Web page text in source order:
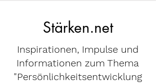
Stärken.net
Inspirationen, Impulse und
Informationen zum Thema
"Persönlichkeitsentwicklung